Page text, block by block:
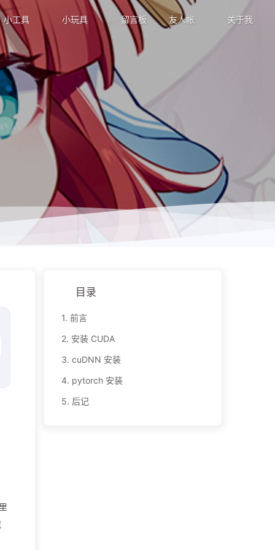
小工具 小玩具 留言板 友人帐 关于我
目录
1. 前言
2. 安装 CUDA
3. cuDNN 安装
4. pytorch 安装
5. 后记